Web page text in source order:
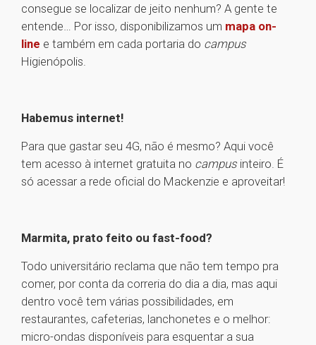
consegue se localizar de jeito nenhum? A gente te
entende… Por isso, disponibilizamos um mapa on-
line e também em cada portaria do campus
Higienópolis.
Habemus internet!
Para que gastar seu 4G, não é mesmo? Aqui você
tem acesso à internet gratuita no campus inteiro. É
só acessar a rede oficial do Mackenzie e aproveitar!
Marmita, prato feito ou fast-food?
Todo universitário reclama que não tem tempo pra
comer, por conta da correria do dia a dia, mas aqui
dentro você tem várias possibilidades, em
restaurantes, cafeterias, lanchonetes e o melhor:
micro-ondas disponíveis para esquentar a sua